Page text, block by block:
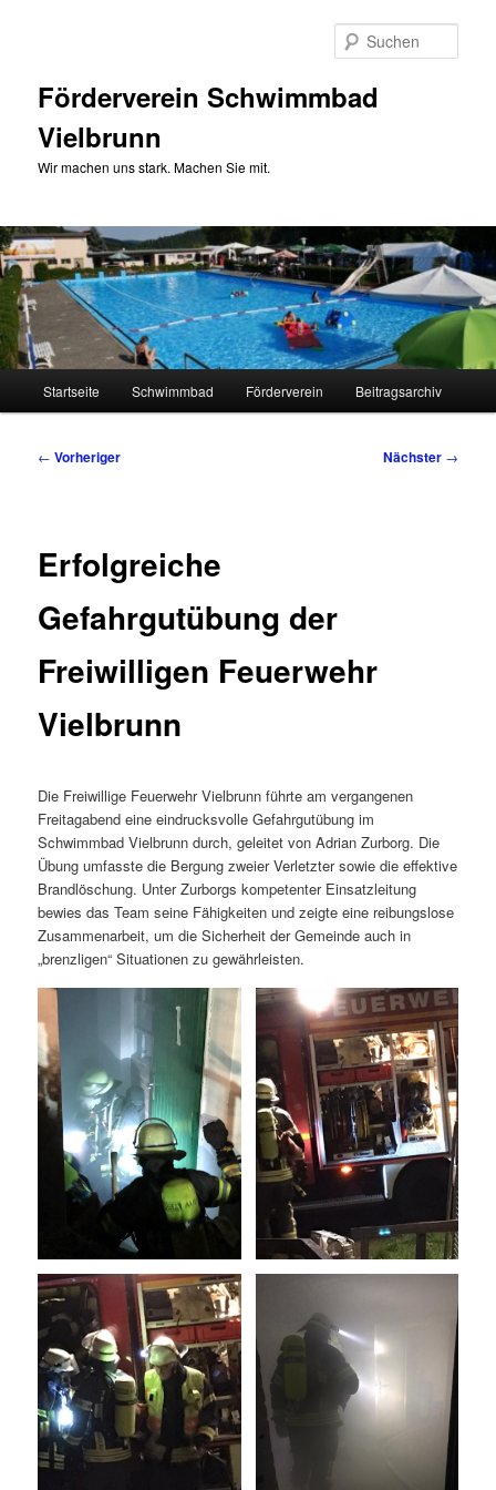
Förderverein Schwimmbad
Vielbrunn
Wir machen uns stark. Machen Sie mit.
Startseite Schwimmbad Förderverein Beitragsarchiv
Beitragsnavigation
← Vorheriger Nächster →
Erfolgreiche
Gefahrgutübung der
Freiwilligen Feuerwehr
Vielbrunn
Die Freiwillige Feuerwehr Vielbrunn führte am vergangenen
Freitagabend eine eindrucksvolle Gefahrgutübung im
Schwimmbad Vielbrunn durch, geleitet von Adrian Zurborg. Die
Übung umfasste die Bergung zweier Verletzter sowie die effektive
Brandlöschung. Unter Zurborgs kompetenter Einsatzleitung
bewies das Team seine Fähigkeiten und zeigte eine reibungslose
Zusammenarbeit, um die Sicherheit der Gemeinde auch in
„brenzligen“ Situationen zu gewährleisten.